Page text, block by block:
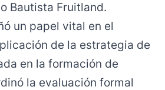
Bautista Fruitland.
un papel vital en el
de la estrategia de
en la formación de
la evaluación formal